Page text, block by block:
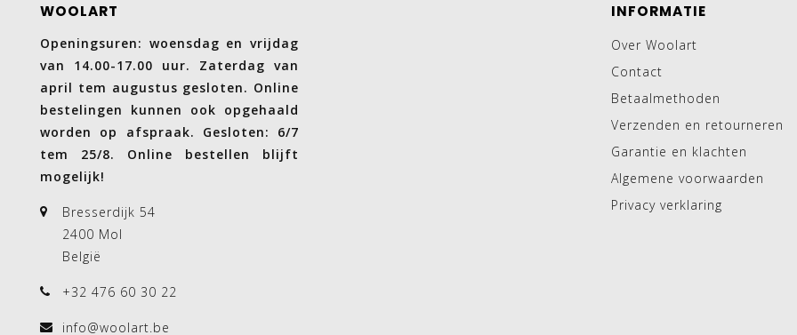
WOOLART
Openingsuren: woensdag en vrijdag
van 14.00-17.00 uur. Zaterdag van
april tem augustus gesloten. Online
bestelingen kunnen ook opgehaald
worden op afspraak. Gesloten: 6/7
tem 25/8. Online bestellen blijft
mogelijk!
Bresserdijk 54
2400 Mol
België
+32 476 60 30 22
info@woolart.be
INFORMATIE
Over Woolart
Contact
Betaalmethoden
Verzenden en retourneren
Garantie en klachten
Algemene voorwaarden
Privacy verklaring